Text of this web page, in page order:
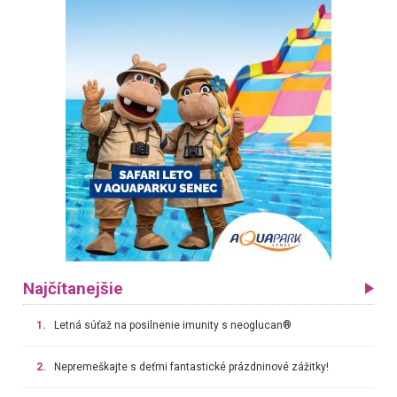
Najčítanejšie
1. Letná súťaž na posilnenie imunity s neoglucan®
2. Nepremeškajte s deťmi fantastické prázdninové zážitky!